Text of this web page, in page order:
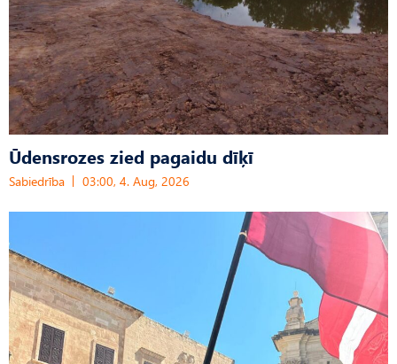
Ūdensrozes zied pagaidu dīķī
Sabiedrība 03:00, 4. Aug, 2026